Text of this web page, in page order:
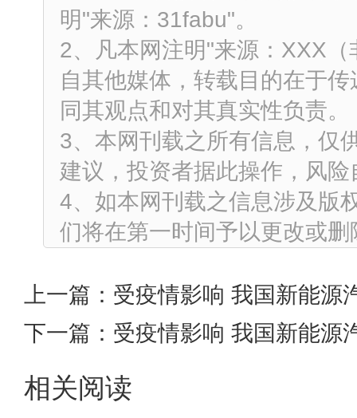
明"来源：31fabu"。
2、凡本网注明"来源：XXX
自其他媒体，转载目的在于
同其观点和对其真实性负责。
3、本网刊载之所有信息，仅
建议，投资者据此操作，风险
4、如本网刊载之信息涉及版
们将在第一时间予以更改或删
上一篇： 受疫情影响 我国新能源
下一篇： 受疫情影响 我国新能源
相关阅读